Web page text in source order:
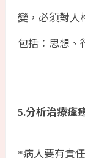
變，必須對人
包括：思想、
5.分析治療痊
*病人要有責